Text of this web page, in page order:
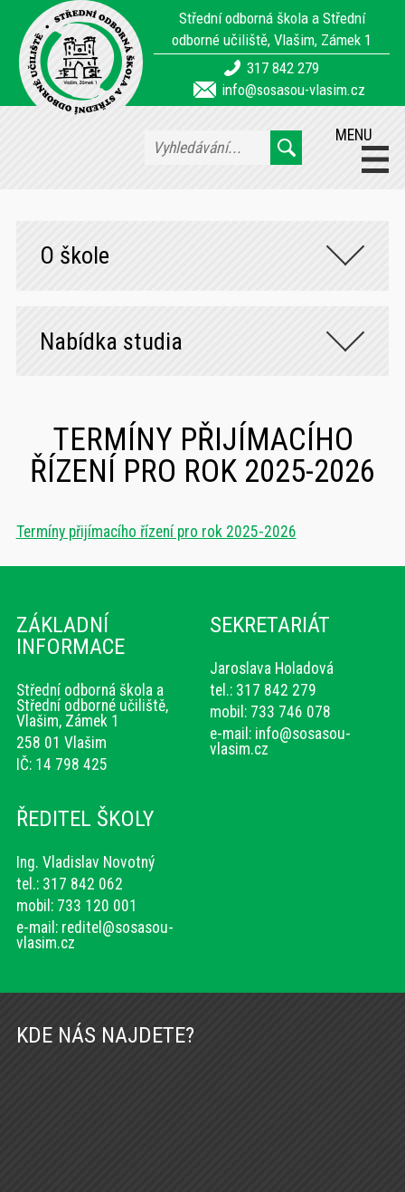
Střední odborná škola a Střední
odborné učiliště, Vlašim, Zámek 1
317 842 279
info@sosasou-vlasim.cz
MENU
O škole
Nabídka studia
TERMÍNY PŘIJÍMACÍHO
ŘÍZENÍ PRO ROK 2025-2026
Termíny přijímacího řízení pro rok 2025-2026
ZÁKLADNÍ
INFORMACE
Střední odborná škola a
Střední odborné učiliště,
Vlašim, Zámek 1
258 01 Vlašim
IČ: 14 798 425
SEKRETARIÁT
Jaroslava Holadová
tel.: 317 842 279
mobil: 733 746 078
e-mail: info@sosasou-
vlasim.cz
ŘEDITEL ŠKOLY
Ing. Vladislav Novotný
tel.: 317 842 062
mobil: 733 120 001
e-mail: reditel@sosasou-
vlasim.cz
KDE NÁS NAJDETE?